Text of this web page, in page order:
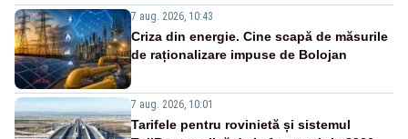
7 aug. 2026, 10:43
Criza din energie. Cine scapă de măsurile
de raționalizare impuse de Bolojan
7 aug. 2026, 10:01
Tarifele pentru rovinietă și sistemul